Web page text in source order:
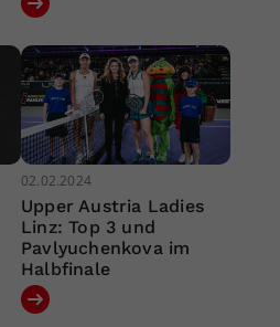
02.02.2024
Upper Austria Ladies
Linz: Top 3 und
Pavlyuchenkova im
Halbfinale